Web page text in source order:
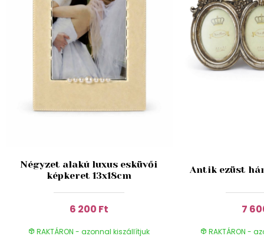
Négyzet alakú luxus esküvői
képkeret 13x18cm
6 200 Ft
RAKTÁRON - azonnal kiszállítjuk
Antik ezüst
7
RAKTÁRON -